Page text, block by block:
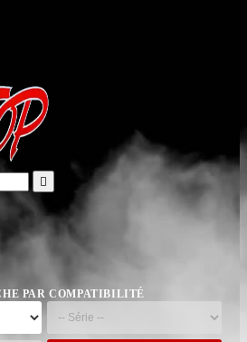

PAR COMPATIBILITÉ